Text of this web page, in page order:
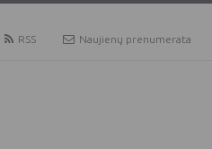
Naujienų prenumerata
RSS